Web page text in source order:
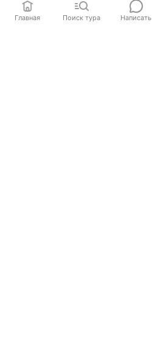
Главная Поиск тура Написать